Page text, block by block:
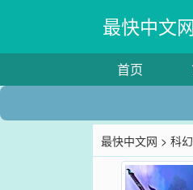
最快中文网
首页
最快中文网 >科